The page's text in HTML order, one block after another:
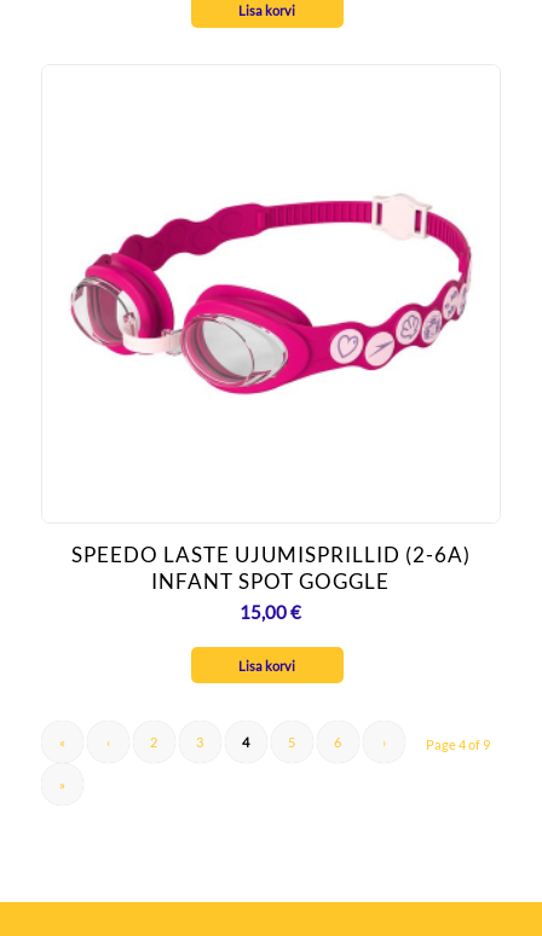
Lisa korvi
SPEEDO LASTE UJUMISPRILLID (2-6A)
INFANT SPOT GOGGLE
15,00€
Lisa korvi
Page 4 of 9
« ‹ 2 3 4 5 6 ›
»